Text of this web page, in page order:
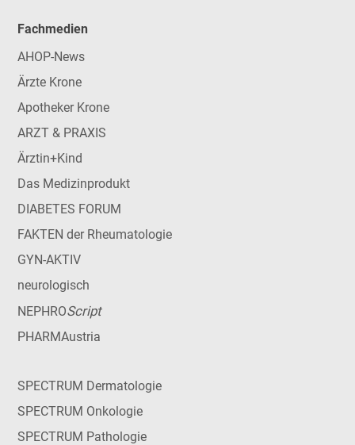
Fachmedien
AHOP-News
Ärzte Krone
Apotheker Krone
ARZT & PRAXIS
Ärztin+Kind
Das Medizinprodukt
DIABETES FORUM
FAKTEN der Rheumatologie
GYN-AKTIV
neurologisch
NEPHROScript
PHARMAustria
SPECTRUM Dermatologie
SPECTRUM Onkologie
SPECTRUM Pathologie